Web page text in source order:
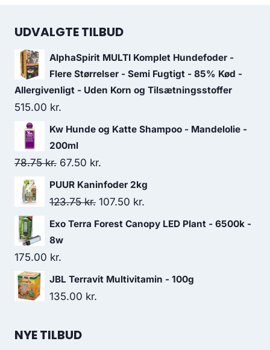
UDVALGTE TILBUD
AlphaSpirit MULTI Komplet Hundefoder -
Flere Størrelser - Semi Fugtigt - 85% Kød -
Allergivenligt - Uden Korn og Tilsætningsstoffer
515.00 kr.
Kw Hunde og Katte Shampoo - Mandelolie -
200ml
78.75kr. Den
oprindelige
pris
67.50 kr.
aktuelle
pris
PUUR Kaninfoder 2kg
123.75kr. Den
oprindelige
123.75 kr..
107.50 kr.
aktuelle
107.50 kr..
Exo Terra Forest Canopy LED Plant - 6500k -
8w
175.00 kr.
JBL Terravit Multivitamin - 100g
135.00 kr.
NYE TILBUD